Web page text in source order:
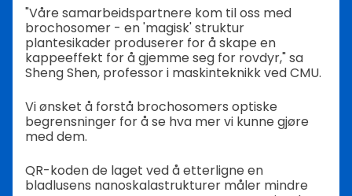
"Våre samarbeidspartnere kom til oss med
brochosomer - en 'magisk' struktur
plantesikader produserer for å skape en
kappeeffekt for å gjemme seg for rovdyr," sa
Sheng Shen, professor i maskinteknikk ved CMU.
Vi ønsket å forstå brochosomers optiske
begrensninger for å se hva mer vi kunne gjøre
med dem.
QR-koden de laget ved å etterligne en
bladlusens nanoskalastrukturer måler mindre